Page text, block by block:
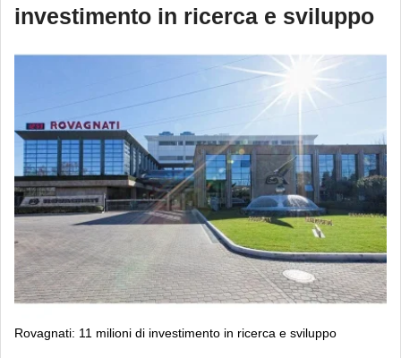
investimento in ricerca e sviluppo
Rovagnati: 11 milioni di investimento in ricerca e sviluppo